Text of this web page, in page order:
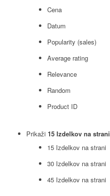
Cena
Datum
Popularity (sales)
Average rating
Relevance
Random
Product ID
Prikaži 15 Izdelkov na strani
15 Izdelkov na strani
30 Izdelkov na strani
45 Izdelkov na strani